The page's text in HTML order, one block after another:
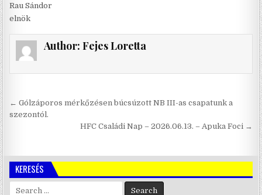
Rau Sándor
elnök
Author: Fejes Loretta
Bejegyzés
navigáció
← Gólzáporos mérkőzésen búcsúzott NB III-as csapatunk a
szezontól.
HFC Családi Nap – 2026.06.13. – Apuka Foci →
KERESÉS